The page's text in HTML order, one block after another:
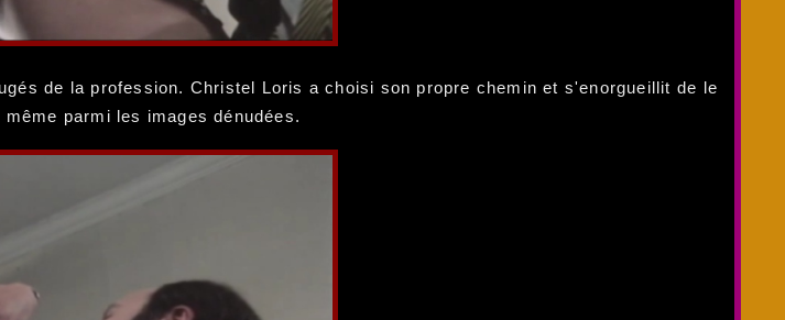
de la profession. Christel Loris a choisi son propre chemin et s'enorgueillit de le
parmi les images dénudées.